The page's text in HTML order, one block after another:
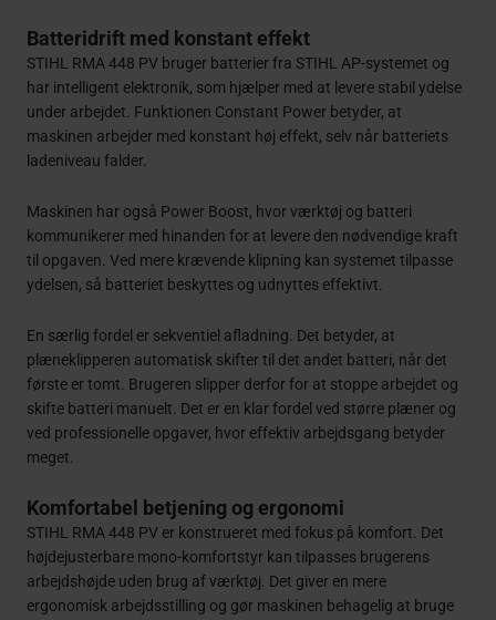
Batteridrift med konstant effekt
STIHL RMA 448 PV bruger batterier fra STIHL AP-systemet og
har intelligent elektronik, som hjælper med at levere stabil ydelse
under arbejdet. Funktionen Constant Power betyder, at
maskinen arbejder med konstant høj effekt, selv når batteriets
ladeniveau falder.
Maskinen har også Power Boost, hvor værktøj og batteri
kommunikerer med hinanden for at levere den nødvendige kraft
til opgaven. Ved mere krævende klipning kan systemet tilpasse
ydelsen, så batteriet beskyttes og udnyttes effektivt.
En særlig fordel er sekventiel afladning. Det betyder, at
plæneklipperen automatisk skifter til det andet batteri, når det
første er tomt. Brugeren slipper derfor for at stoppe arbejdet og
skifte batteri manuelt. Det er en klar fordel ved større plæner og
ved professionelle opgaver, hvor effektiv arbejdsgang betyder
meget.
Komfortabel betjening og ergonomi
STIHL RMA 448 PV er konstrueret med fokus på komfort. Det
højdejusterbare mono-komfortstyr kan tilpasses brugerens
arbejdshøjde uden brug af værktøj. Det giver en mere
ergonomisk arbejdsstilling og gør maskinen behagelig at bruge